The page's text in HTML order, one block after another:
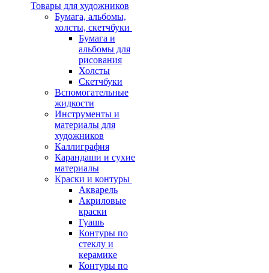
Товары для художников
Бумага, альбомы,
холсты, скетчбуки
Бумага и
альбомы для
рисования
Холсты
Скетчбуки
Вспомогательные
жидкости
Инструменты и
материалы для
художников
Каллиграфия
Карандаши и сухие
материалы
Краски и контуры
Акварель
Акриловые
краски
Гуашь
Контуры по
стеклу и
керамике
Контуры по